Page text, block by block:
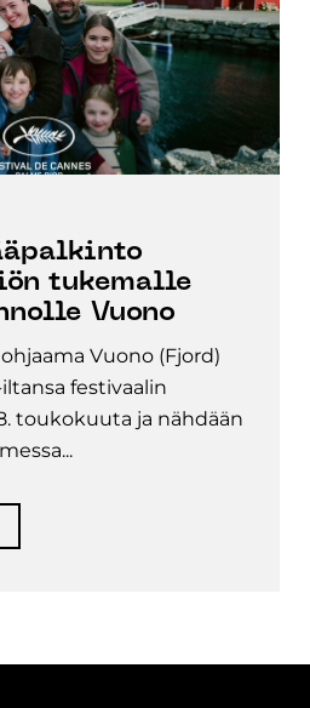
tukemalle
Vuono
Vuono (Fjord)
festivaalin
toukokuuta ja nähdään